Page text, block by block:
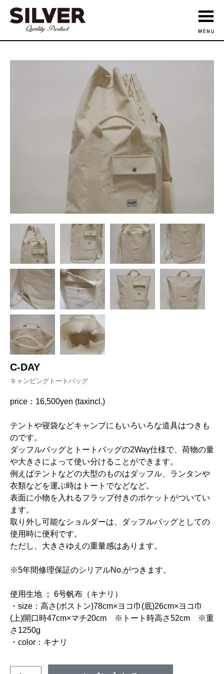
C-DAY
キャンピングトートバッグ
price：16,500yen (taxincl.)
テントや寝袋などキャンプにもいろいろな道具はつきも
のです。
ダッフルバッグとトートバッグの2Way仕様で、荷物の量
や大きさによって使い分けることができます。
例えばテントなどの大型のものはダッフル、ランタンや
衣類などを運ぶ時はトートでなどなど。
表面に小物を入れるフラップ付きのポケットがついてい
ます。
取り外し可能なショルダーは、ダッフルバッグとしての
使用時に便利です。
ただし、大きさゆえの重量感はあります。
※5年間修理保証のシリアルNo.がつきます。
使用生地 ； 6号帆布（キナリ）
・size：高さ(ボストン)78cm×ヨコ巾(底)26cm×ヨコ巾
(上)開口時47cm×マチ20cm ※トート時高さ52cm ※重
さ1250g
・color：キナリ